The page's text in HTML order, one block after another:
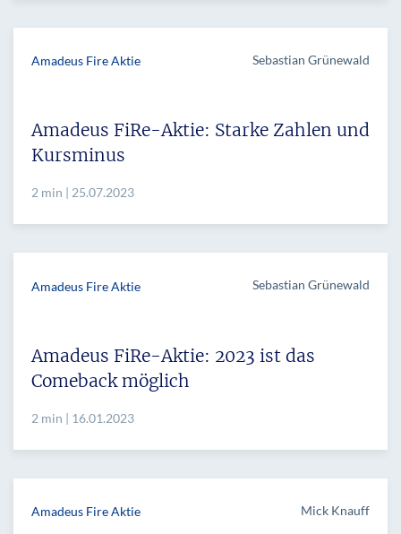
Amadeus Fire Aktie Sebastian Grünewald
Amadeus FiRe-Aktie: Starke Zahlen und
Kursminus
2 min | 25.07.2023
Amadeus Fire Aktie Sebastian Grünewald
Amadeus FiRe-Aktie: 2023 ist das
Comeback möglich
2 min | 16.01.2023
Amadeus Fire Aktie Mick Knauff